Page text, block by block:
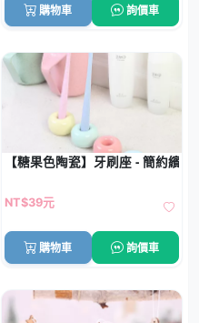
購物車 詢價車
簡約大氣茶杯盤
【糖果色陶瓷】牙刷座 - 簡約繽紛
NT$39元
購物車 詢價車